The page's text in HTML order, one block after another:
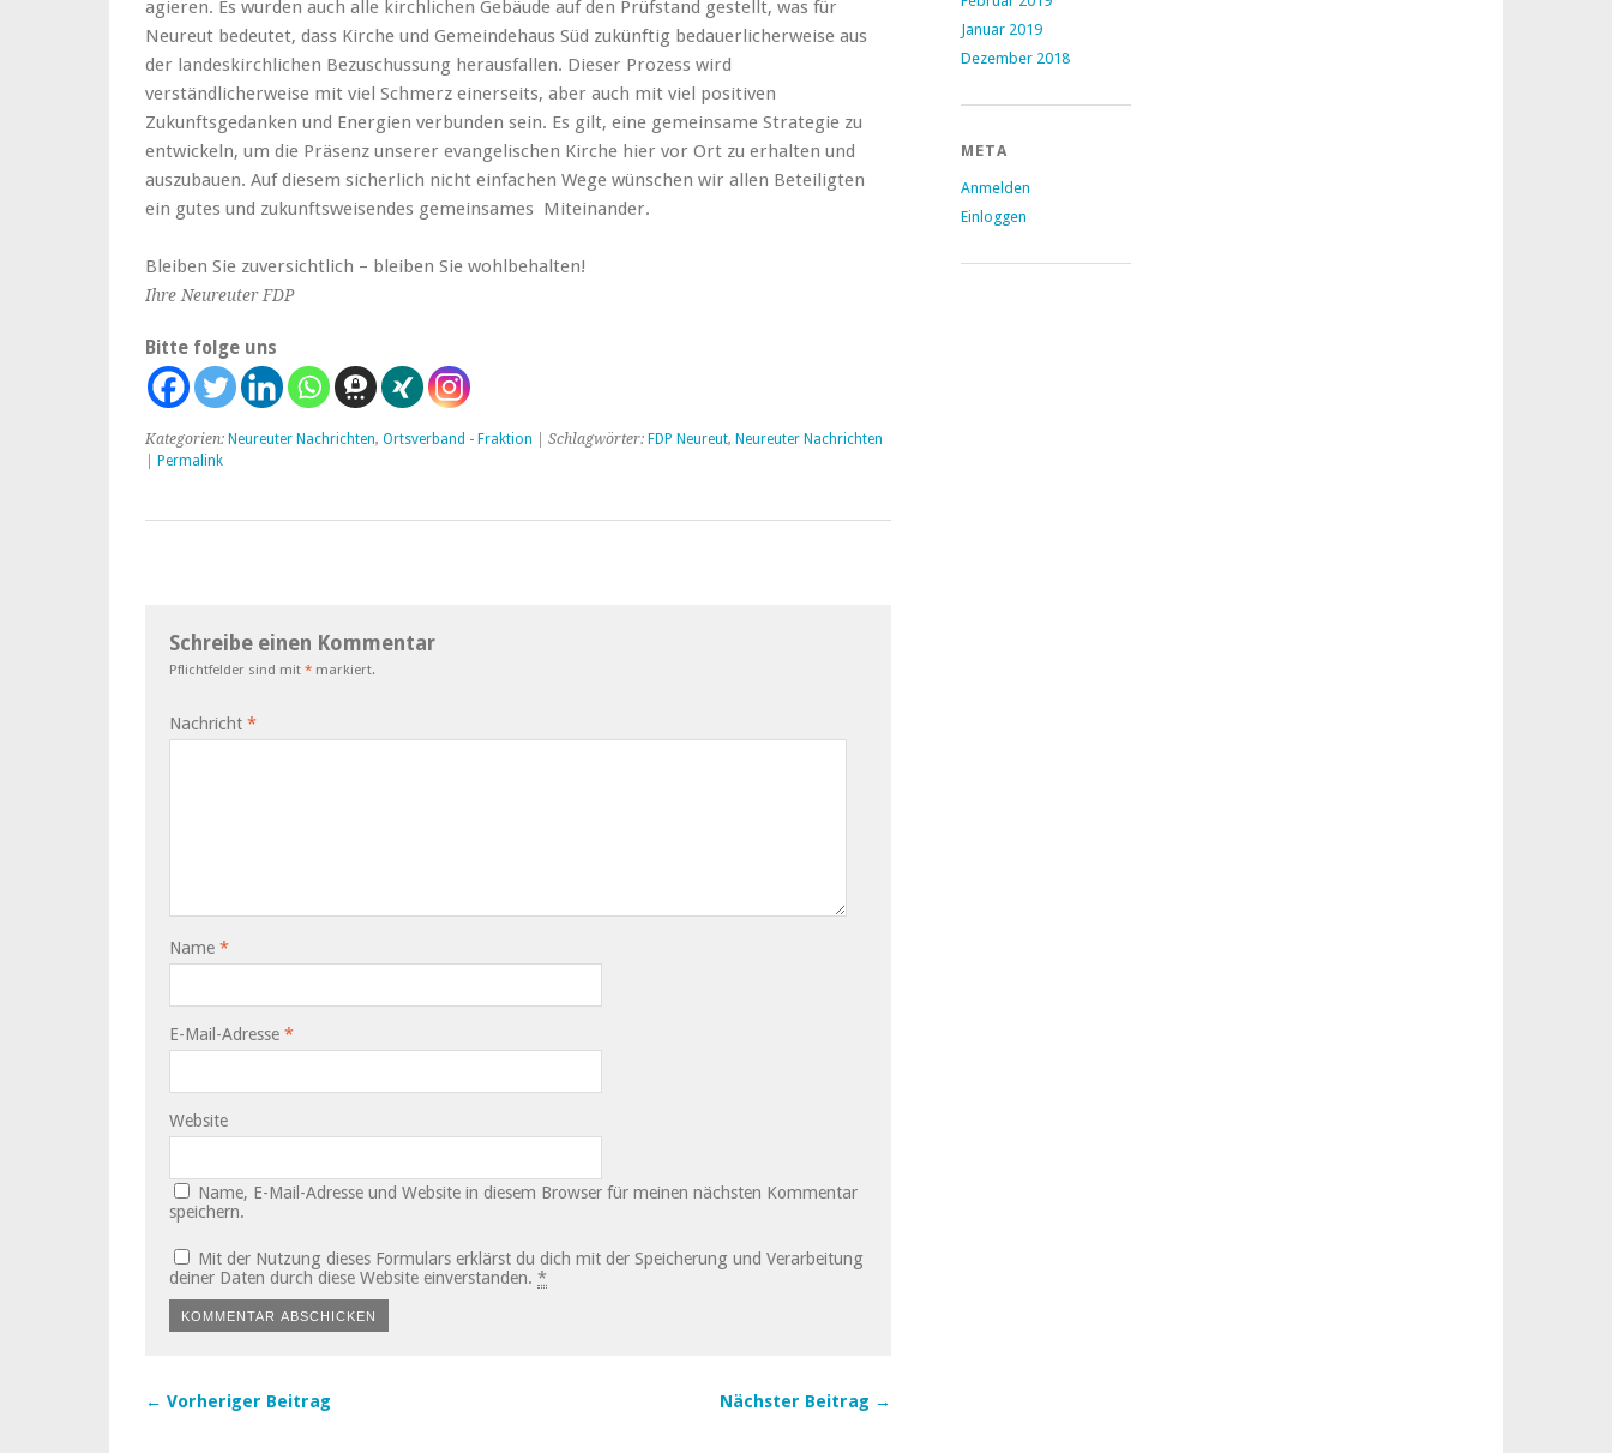
agieren. Es wurden auch alle kirchlichen Gebäude auf den Prüfstand gestellt, was für
Neureut bedeutet, dass Kirche und Gemeindehaus Süd zukünftig bedauerlicherweise aus
der landeskirchlichen Bezuschussung herausfallen. Dieser Prozess wird
verständlicherweise mit viel Schmerz einerseits, aber auch mit viel positiven
Zukunftsgedanken und Energien verbunden sein. Es gilt, eine gemeinsame Strategie zu
entwickeln, um die Präsenz unserer evangelischen Kirche hier vor Ort zu erhalten und
auszubauen. Auf diesem sicherlich nicht einfachen Wege wünschen wir allen Beteiligten
ein gutes und zukunftsweisendes gemeinsames Miteinander.
Bleiben Sie zuversichtlich – bleiben Sie wohlbehalten!
Ihre Neureuter FDP
Bitte folge uns
Kategorien: Neureuter Nachrichten, Ortsverband - Fraktion | Schlagwörter: FDP Neureut, Neureuter Nachrichten
Permalink
Schreibe einen Kommentar
Pflichtfelder sind mit * markiert.
Nachricht *
Name *
E-Mail-Adresse *
Website
Name, E-Mail-Adresse und Website in diesem Browser für meinen nächsten Kommentar
speichern.
Mit der Nutzung dieses Formulars erklärst du dich mit der Speicherung und Verarbeitung
deiner Daten durch diese Website einverstanden. *
← Vorheriger Beitrag Nächster Beitrag →
Januar 2019
Dezember 2018
META
Anmelden
Einloggen